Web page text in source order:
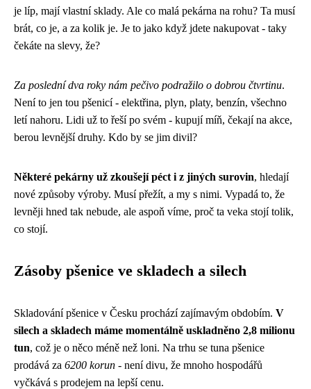
je líp, mají vlastní sklady. Ale co malá pekárna na rohu? Ta musí
brát, co je, a za kolik je. Je to jako když jdete nakupovat - taky
čekáte na slevy, že?
Za poslední dva roky nám pečivo podražilo o dobrou čtvrtinu.
Není to jen tou pšenicí - elektřina, plyn, platy, benzín, všechno
letí nahoru. Lidi už to řeší po svém - kupují míň, čekají na akce,
berou levnější druhy. Kdo by se jim divil?
Některé pekárny už zkoušejí péct i z jiných surovin, hledají
nové způsoby výroby. Musí přežít, a my s nimi. Vypadá to, že
levněji hned tak nebude, ale aspoň víme, proč ta veka stojí tolik,
co stojí.
Zásoby pšenice ve skladech a silech
Skladování pšenice v Česku prochází zajímavým obdobím. V
silech a skladech máme momentálně uskladněno 2,8 milionu
tun, což je o něco méně než loni. Na trhu se tuna pšenice
prodává za 6200 korun - není divu, že mnoho hospodářů
vyčkává s prodejem na lepší cenu.